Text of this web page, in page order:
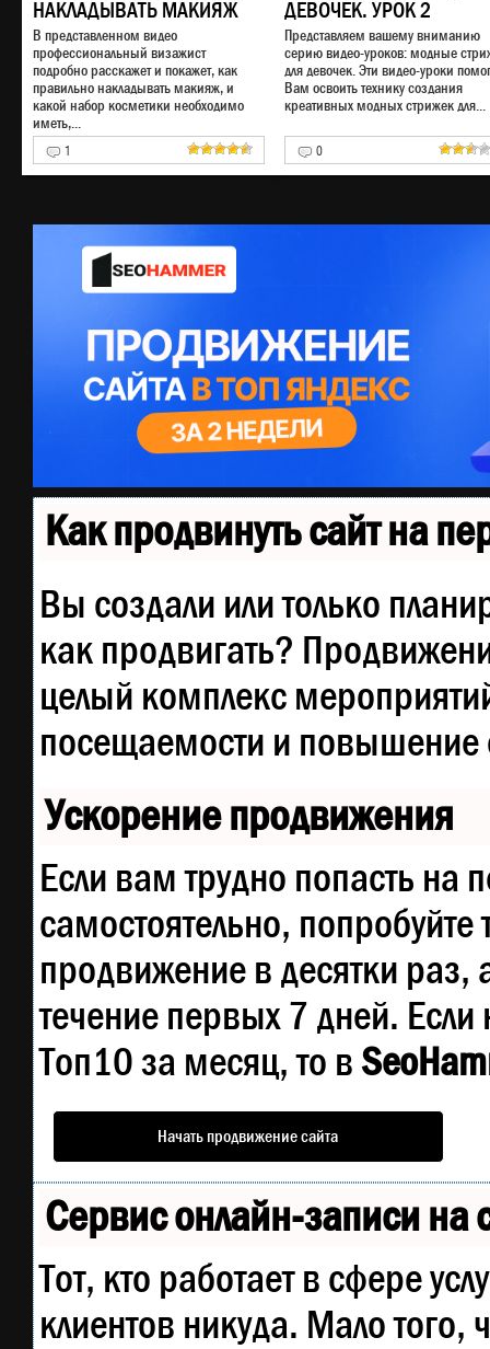
НАКЛАДЫВАТЬ МАКИЯЖ
В представленном видео
профессиональный визажист
подробно расскажет и покажет, как
правильно накладывать макияж, и
какой набор косметики необходимо
иметь,...
1
ДЕВОЧЕК. УРОК 2
Представляем вашему вниманию
серию видео-уроков: модные
для девочек. Эти видео-уроки
Вам освоить технику создания
креативных модных стрижек для...
0
Как продвинуть сайт на
Вы создали или только
как продвигать?
целый комплекс
посещаемости и повышение
Ускорение продвижения
Если вам трудно попасть на
самостоятельно, попробуйте
продвижение в десятки раз,
течение первых 7 дней.
Топ10 за месяц, то в
Начать продвижение сайта
Сервис онлайн-записи на
Тот, кто работает в сфере
клиентов никуда. Мало того,